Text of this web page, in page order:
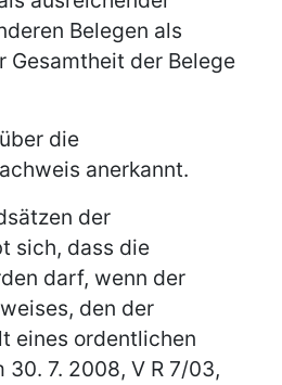
Belegen als
Gesamtheit der Belege
die
anerkannt.
der
sich, dass die
darf, wenn der
den der
eines ordentlichen
7. 2008, V R 7/03,